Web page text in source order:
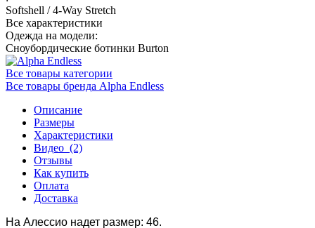
Softshell / 4-Way Stretch
Все характеристики
Одежда на модели:
Сноубордические ботинки Burton
Все товары категории
Все товары бренда Alpha Endless
Описание
Размеры
Характеристики
Видео (2)
Отзывы
Как купить
Оплата
Доставка
На Алессио надет размер: 46.